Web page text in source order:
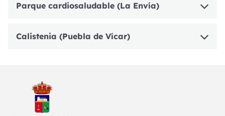
Parque cardiosaludable (La Envía)
Calistenia (Puebla de Vícar)